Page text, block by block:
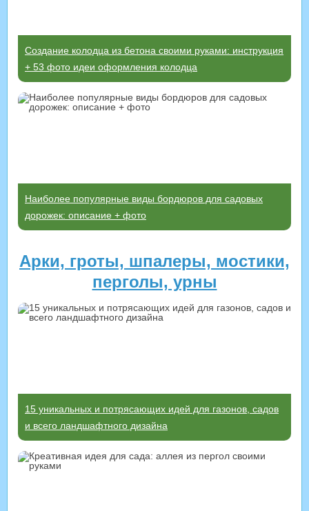
Создание колодца из бетона своими руками: инструкция
+ 53 фото идеи оформления колодца
Наиболее популярные виды бордюров для садовых
дорожек: описание + фото
Арки, гроты, шпалеры, мостики,
перголы, урны
15 уникальных и потрясающих идей для газонов, садов
и всего ландшафтного дизайна